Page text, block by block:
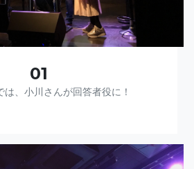
01
は、小川さんが回答者役に！